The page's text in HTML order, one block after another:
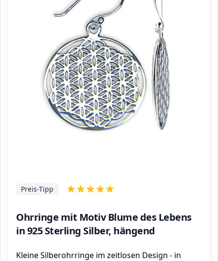
Ohrringe mit Motiv Blume des Lebens
in 925 Sterling Silber, hängend
Preis-Tipp
Kleine Silberohrringe im zeitlosen Design - in